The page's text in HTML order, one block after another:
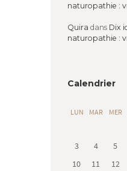
naturopathie :
Quira dans Dix
naturopathie :
Calendrier
LUN MAR MER
3
4 5
10
11 12